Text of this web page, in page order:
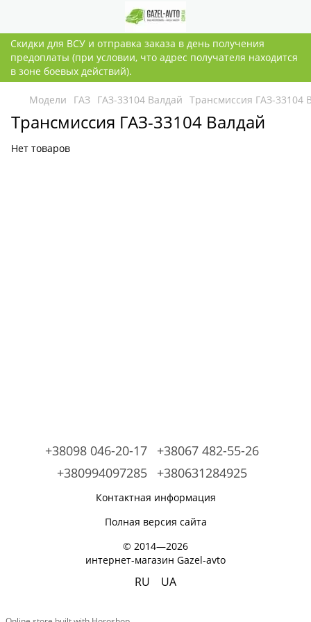
Скидки для ВСУ и отправка заказа в день получения
предоплаты (при условии, что адрес получателя находится
в зоне боевых действий).
Модели ГАЗ ГАЗ-33104 Валдай Трансмиссия ГАЗ-33104
Трансмиссия ГАЗ-33104 Валдай
Нет товаров
+38098 046-20-17
+38067 482-55-26
+380994097285
+380631284925
Контактная информация
Полная версия сайта
© 2014—2026
интернет-магазин Gazel-avto
RU UA